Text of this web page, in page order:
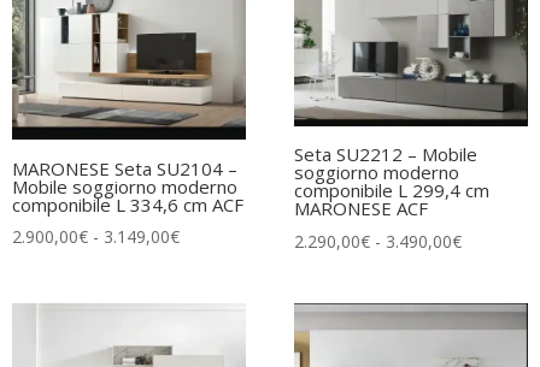
2.849,00€
a
3.690,00€
MARONESE Seta SU2104 –
Mobile soggiorno moderno
componibile L 334,6 cm ACF
2.900,00€ - 3.149,00€Fascia
Seta SU2212 – Mobile
soggiorno moderno
componibile L 299,4 cm
MARONESE ACF
2.290,00€ - 3.490,00€Fascia